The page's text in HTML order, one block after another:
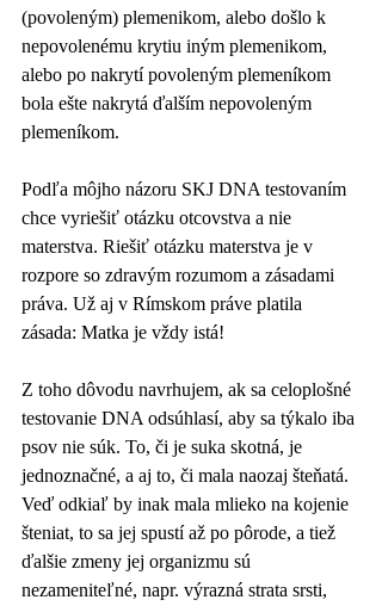
(povoleným) plemenikom, alebo došlo k
nepovolenému krytiu iným plemenikom,
alebo po nakrytí povoleným plemeníkom
bola ešte nakrytá ďalším nepovoleným
plemeníkom.
Podľa môjho názoru SKJ DNA testovaním
chce vyriešiť otázku otcovstva a nie
materstva. Riešiť otázku materstva je v
rozpore so zdravým rozumom a zásadami
práva. Už aj v Rímskom práve platila
zásada: Matka je vždy istá!
Z toho dôvodu navrhujem, ak sa celoplošné
testovanie DNA odsúhlasí, aby sa týkalo iba
psov nie súk. To, či je suka skotná, je
jednoznačné, a aj to, či mala naozaj šteňatá.
Veď odkiaľ by inak mala mlieko na kojenie
šteniat, to sa jej spustí až po pôrode, a tiež
ďalšie zmeny jej organizmu sú
nezameniteľné, napr. výrazná strata srsti,